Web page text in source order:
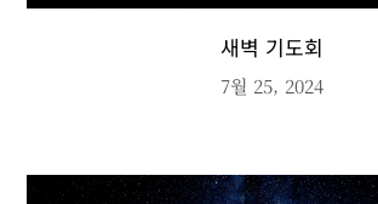
새벽 기도회
7월 25, 2024